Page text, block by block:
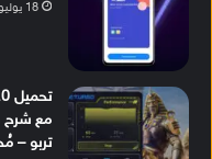
18 يوليو 2025
مع شرح
تربو – مُحدث